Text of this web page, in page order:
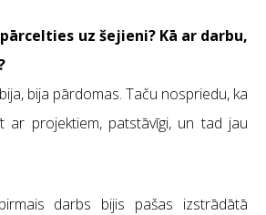
uz šejieni? Kā ar darbu,
bija pārdomas. Taču nospriedu, ka
ar projektiem, patstāvīgi, un tad jau
darbs bijis pašas izstrādātā